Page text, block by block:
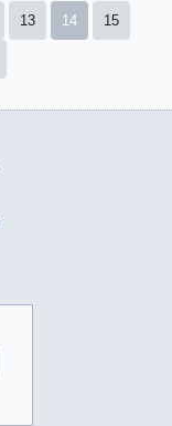
13 14 15